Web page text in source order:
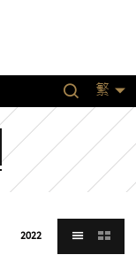
繁
2022 2021